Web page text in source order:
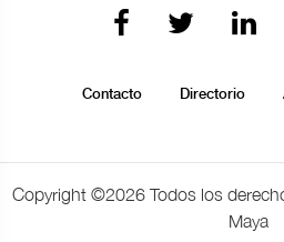
Contacto Directorio
Copyright ©2026 Todos los
Maya